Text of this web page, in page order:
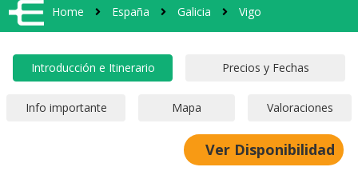
Home España Galicia Vigo
Ver Disponibilidad